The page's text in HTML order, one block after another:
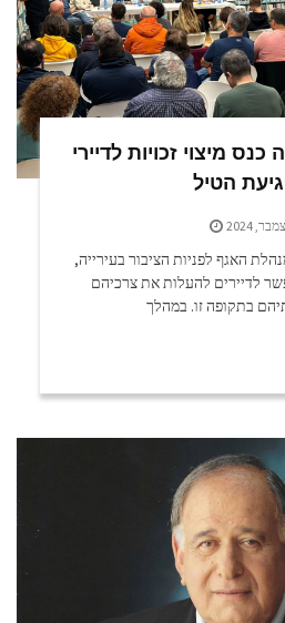
מיצוי זכויות לדיירי
הטיל
האגף לפניות הציבור בעירייה,
לדיירים להעלות את צרכיהם
בתקופה זו. במהלך